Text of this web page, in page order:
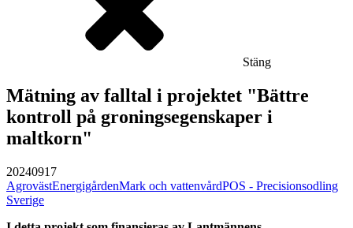
Stäng
Mätning av falltal i projektet "Bättre
kontroll på groningsegenskaper i
maltkorn"
20240917
AgrovästEnergigårdenMark och vattenvårdPOS - Precisionsodling
Sverige